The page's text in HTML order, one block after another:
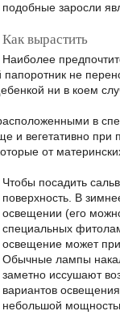
подобные заросли
Как вырастить
Наиболее
не
ни в коем
в
и вегетативно
от
Чтобы посадить
поверхность. В
освещении (его
специальных
освещение может
Обычные лампы
заметно иссушают
вариантов
небольшой